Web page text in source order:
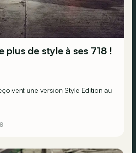
plus de style à ses 718 !
une version Style Edition au